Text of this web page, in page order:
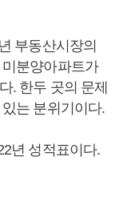
부동산시장의
분양아파트가
. 한두 곳의 문제
는 분위기이다.
년 성적표이다.